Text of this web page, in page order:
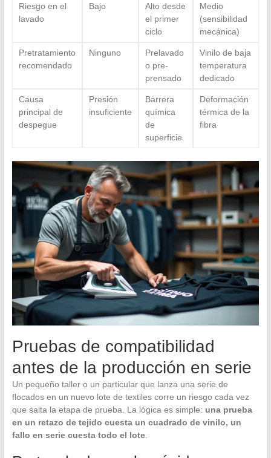
Riesgo en el
lavado
Bajo
Alto desde
el primer
ciclo
Medio
(sensibilidad
mecánica)
Pretratamiento
recomendado
Ninguno
Prelavado
o pre-
prensado
Vinilo de baja
temperatura
dedicado
Causa
principal de
despegue
Presión
insuficiente
Barrera
química
de
superficie
Deformación
térmica de la
fibra
Pruebas de compatibilidad
antes de la producción en serie
Un pequeño taller o un particular que lanza una serie de
flocados en un nuevo lote de textiles corre un riesgo cada vez
que salta la etapa de prueba. La lógica es simple: una prueba
en un retazo de tejido cuesta un cuadrado de vinilo, un
fallo en serie cuesta todo el lote.